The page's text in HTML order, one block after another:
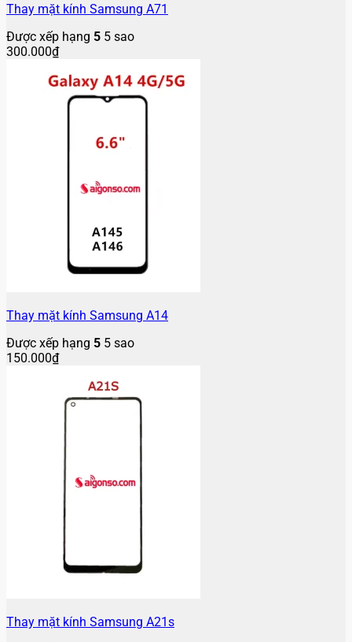
Thay mặt kính Samsung A71
Được xếp hạng 5 5 sao
300.000₫
Thay mặt kính Samsung A14
Được xếp hạng 5 5 sao
150.000₫
Thay mặt kính Samsung A21s